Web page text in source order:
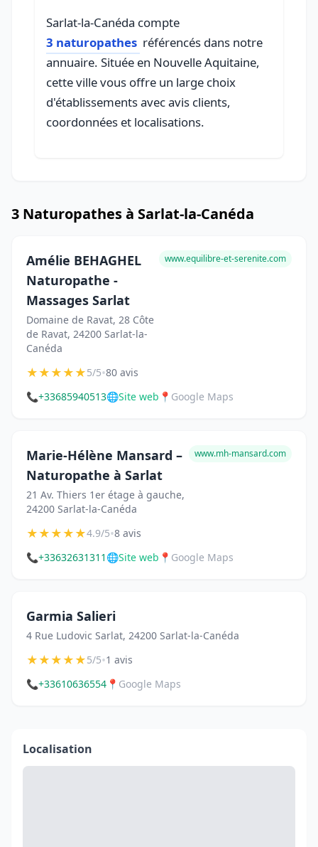
Sarlat-la-Canéda compte
3 naturopathes référencés dans notre
annuaire. Située en Nouvelle Aquitaine,
cette ville vous offre un large choix
d'établissements avec avis clients,
coordonnées et localisations.
3 Naturopathes à Sarlat-la-Canéda
Amélie BEHAGHEL
Naturopathe -
Massages Sarlat
Domaine de Ravat, 28 Côte
de Ravat, 24200 Sarlat-la-
Canéda
www.equilibre-et-serenite.com
★★★★★5/5•80 avis
📞+33685940513🌐Site web 📍 Google Maps
Marie-Hélène Mansard –
Naturopathe à Sarlat
21 Av. Thiers 1er étage à gauche,
24200 Sarlat-la-Canéda
www.mh-mansard.com
★★★★★4.9/5•8 avis
📞+33632631311 🌐Site web 📍 Google Maps
Garmia Salieri
4 Rue Ludovic Sarlat, 24200 Sarlat-la-Canéda
★★★★★5/5•1 avis
📞+33610636554 📍 Google Maps
Localisation